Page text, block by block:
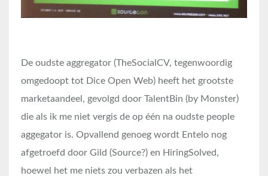
De oudste aggregator (TheSocialCV, tegenwoordig
omgedoopt tot Dice Open Web) heeft het grootste
marketaandeel, gevolgd door TalentBin (by Monster)
die als ik me niet vergis de op één na oudste people
aggegator is. Opvallend genoeg wordt Entelo nog
afgetroefd door Gild (Source?) en HiringSolved,
hoewel het me niets zou verbazen als het